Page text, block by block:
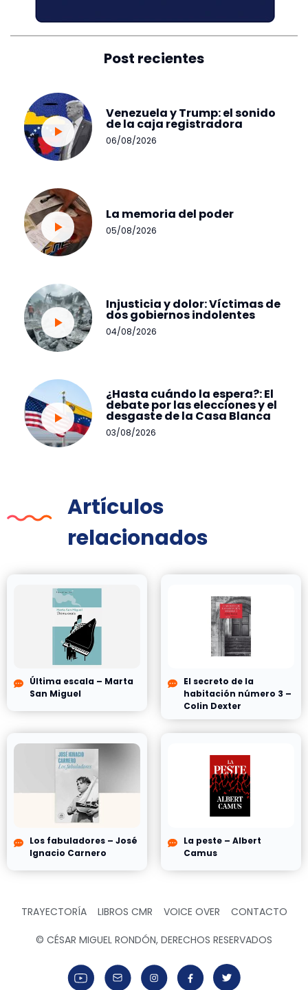
Post recientes
Venezuela y Trump: el sonido
de la caja registradora
06/08/2026
La memoria del poder
05/08/2026
Injusticia y dolor: Víctimas de
dos gobiernos indolentes
04/08/2026
¿Hasta cuándo la espera?: El
debate por las elecciones y el
desgaste de la Casa Blanca
03/08/2026
Artículos
relacionados
Última escala – Marta
San Miguel
El secreto de la
habitación número 3 –
Colin Dexter
Los fabuladores – José
Ignacio Carnero
La peste – Albert
Camus
TRAYECTORÍA LIBROS CMR VOICE OVER CONTACTO
© CÉSAR MIGUEL RONDÓN, DERECHOS RESERVADOS